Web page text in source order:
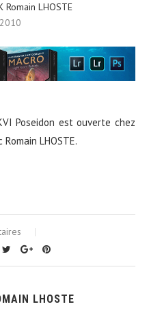
Romain LHOSTE
Poseidon est ouverte chez
LHOSTE.
LHOSTE